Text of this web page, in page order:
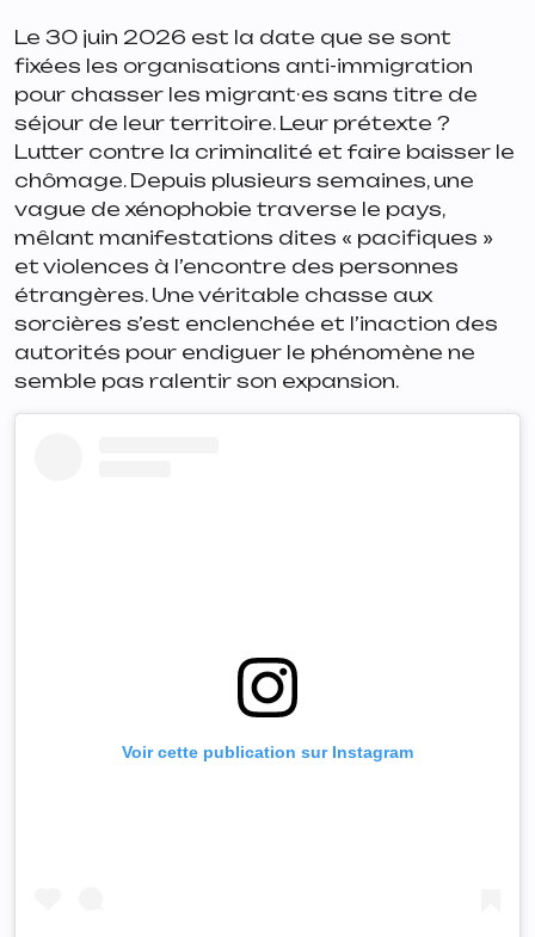
Le 30 juin 2026 est la date que se sont
fixées les organisations anti-immigration
pour chasser les migrant·es sans titre de
séjour de leur territoire. Leur prétexte ?
Lutter contre la criminalité et faire baisser le
chômage. Depuis plusieurs semaines, une
vague de xénophobie traverse le pays,
mêlant manifestations dites « pacifiques »
et violences à l’encontre des personnes
étrangères. Une véritable chasse aux
sorcières s’est enclenchée et l’inaction des
autorités pour endiguer le phénomène ne
semble pas ralentir son expansion.
Voir cette publication sur Instagram